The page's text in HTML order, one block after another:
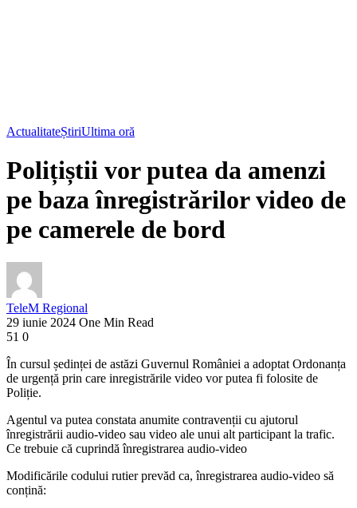
ActualitateȘtiriUltima oră
Polițiștii vor putea da amenzi
pe baza înregistrărilor video de
pe camerele de bord
TeleM Regional
29 iunie 2024 One Min Read
51 0
În cursul ședinței de astăzi Guvernul României a adoptat Ordonanța
de urgență prin care inregistrările video vor putea fi folosite de
Poliție.
Agentul va putea constata anumite contravenții cu ajutorul
înregistrării audio-video sau video ale unui alt participant la trafic.
Ce trebuie că cuprindă înregistrarea audio-video
Modificările codului rutier prevăd ca, înregistrarea audio-video să
conțină: